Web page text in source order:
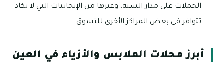
الحملات على مدار السنة، وغيرها من الإيجابيات التي لا تكاد
تتوافر في بعض المراكز الأخرى للتسوق.
أبرز محلات الملابس والأزياء في العين